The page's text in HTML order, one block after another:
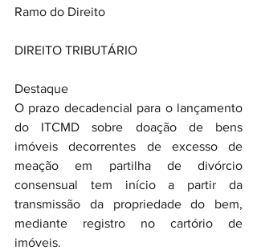
Ramo do Direito
DIREITO TRIBUTÁRIO
Destaque
O prazo decadencial para o lançamento
do ITCMD sobre doação de bens
imóveis decorrentes de excesso de
meação em partilha de divórcio
consensual tem início a partir da
transmissão da propriedade do bem,
mediante registro no cartório de
imóveis.